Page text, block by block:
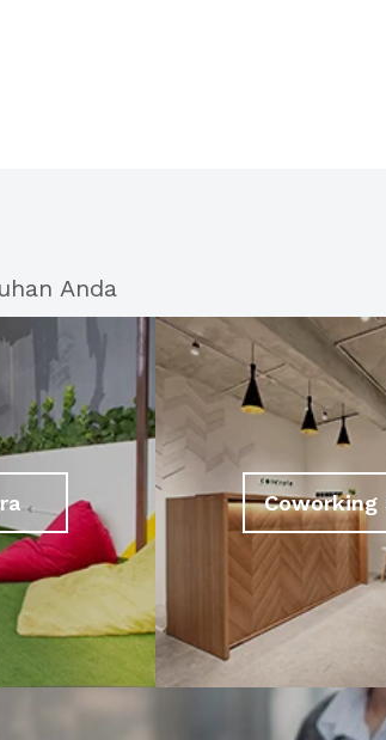
Anda
Coworking